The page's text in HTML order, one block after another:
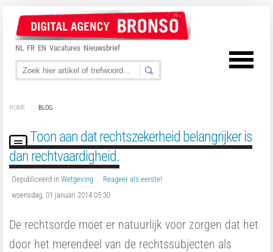
NL FR EN Vacatures Nieuwsbrief
HOME BLOG
Toon aan dat rechtszekerheid belangrijker is
dan rechtvaardigheid.
Gepubliceerd in Wetgeving
Reageer als eerste!
woensdag, 01 januari 2014 05:30
De rechtsorde moet er natuurlijk voor zorgen dat het
door het merendeel van de rechtssubjecten als